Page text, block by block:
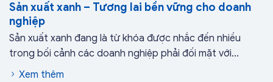
Sản xuất xanh – Tương lai bền vững cho doanh
nghiệp
Sản xuất xanh đang là từ khóa được nhắc đến nhiều
trong bối cảnh các doanh nghiệp phải đối mặt với...
Xem thêm